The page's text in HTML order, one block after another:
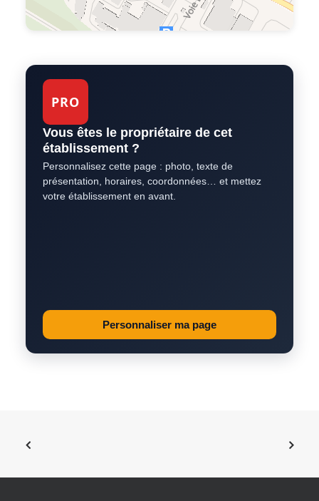
PRO
Vous êtes le propriétaire de cet
établissement ?
Personnalisez cette page : photo, texte de
présentation, horaires, coordonnées… et mettez
votre établissement en avant.
Personnaliser ma page